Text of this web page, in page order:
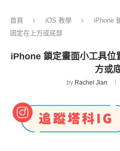
首頁 iOS 教學
iPhone
固定在上方或底部
iPhone 鎖定畫面小工具位
方或
by Rachel Jian